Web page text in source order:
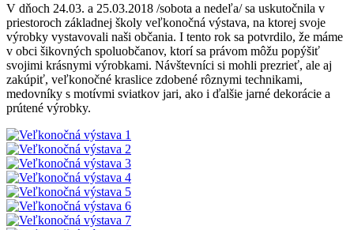
V dňoch 24.03. a 25.03.2018 /sobota a nedeľa/ sa uskutočnila v
priestoroch základnej školy veľkonočná výstava, na ktorej svoje
výrobky vystavovali naši občania. I tento rok sa potvrdilo, že máme
v obci šikovných spoluobčanov, ktorí sa právom môžu popýšiť
svojimi krásnymi výrobkami. Návštevníci si mohli prezrieť, ale aj
zakúpiť, veľkonočné kraslice zdobené rôznymi technikami,
medovníky s motívmi sviatkov jari, ako i ďalšie jarné dekorácie a
prútené výrobky.